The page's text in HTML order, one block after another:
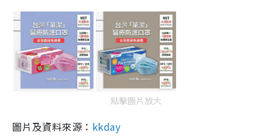
點擊圖片放大
圖片及資料來源： kkday